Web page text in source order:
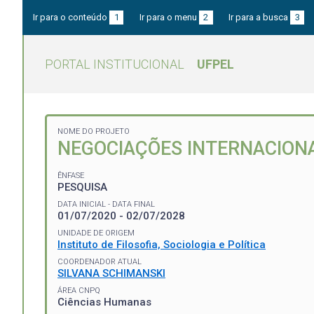
Ir para o conteúdo 1 Ir para o menu 2 Ir para a busca 3
PORTAL INSTITUCIONAL UFPEL
NOME DO PROJETO
NEGOCIAÇÕES
ÊNFASE
PESQUISA
DATA INICIAL - DATA FINAL
01/07/2020 - 02/07/2028
UNIDADE DE ORIGEM
Instituto de Filosofia, Sociologia e Política
COORDENADOR ATUAL
SILVANA SCHIMANSKI
ÁREA CNPQ
Ciências Humanas